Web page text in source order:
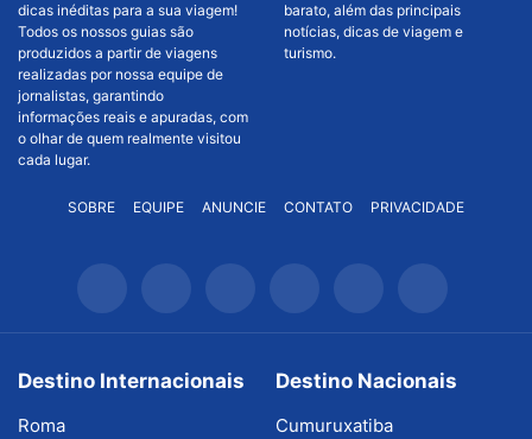
dicas inéditas para a sua viagem!
Todos os nossos guias são
produzidos a partir de viagens
realizadas por nossa equipe de
jornalistas, garantindo
informações reais e apuradas, com
o olhar de quem realmente visitou
cada lugar.
barato, além das principais
notícias, dicas de viagem e
turismo.
SOBRE EQUIPE ANUNCIE CONTATO PRIVACIDADE
Destino Internacionais
Roma
Destino Nacionais
Cumuruxatiba